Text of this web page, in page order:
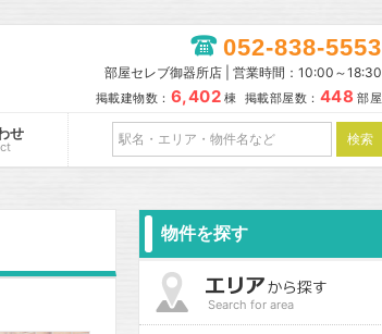
052-838-5553
部屋セレブ御器所店 | 営業時間：10:00～18:30
掲載建物数： 6,402 棟 掲載部屋数： 448 部屋
せ
物件を探す
Search for area